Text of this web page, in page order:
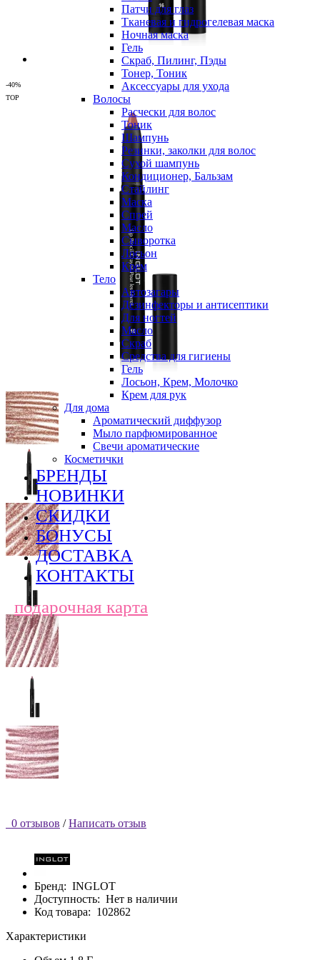
Патчи для глаз
Тканевая и гидрогелевая маска
Ночная маска
Гель
Скраб, Пилинг, Пэды
Тонер, Тоник
Аксессуары для ухода
Волосы
Расчески для волос
Тоник
Шампунь
Резинки, заколки для волос
Сухой шампунь
Кондиционер, Бальзам
Стайлинг
Маска
Спрей
Масло
Сыворотка
Лосьон
Крем
Тело
Автозагары
Дезинфекторы и антисептики
Для ногтей
Масло
Скраб
Средства для гигиены
Гель
Лосьон, Крем, Молочко
Крем для рук
Для дома
Ароматический диффузор
Мыло парфюмированное
Свечи ароматические
Косметички
БРЕНДЫ
НОВИНКИ
СКИДКИ
БОНУСЫ
ДОСТАВКА
КОНТАКТЫ
подарочная карта
-40%
TOP
0 отзывов / Написать отзыв
Бренд: INGLOT
Доступность: Нет в наличии
Код товара: 102862
Характеристики